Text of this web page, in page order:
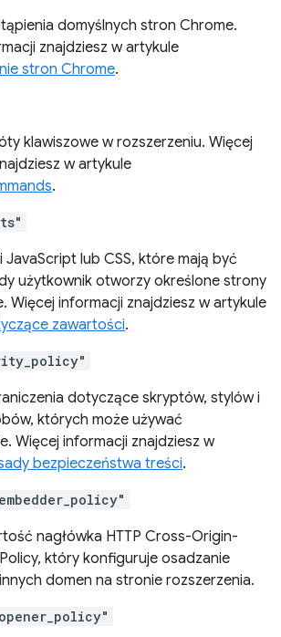
domyślnych stron Chrome.
znajdziesz w artykule
stron Chrome.
klawiszowe w rozszerzeniu. Więcej
w artykule
.
JavaScript lub CSS, które mają być
użytkownik otworzy określone strony
Więcej informacji znajdziesz w artykule
zawartości.
dotyczące skryptów, stylów i
których może używać
Więcej informacji znajdziesz w
bezpieczeństwa treści.
nagłówka HTTP Cross-Origin-
który konfiguruje osadzanie
domen na stronie rozszerzenia.